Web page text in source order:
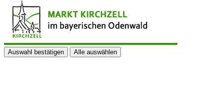
Auswahl bestätigen Alle auswählen